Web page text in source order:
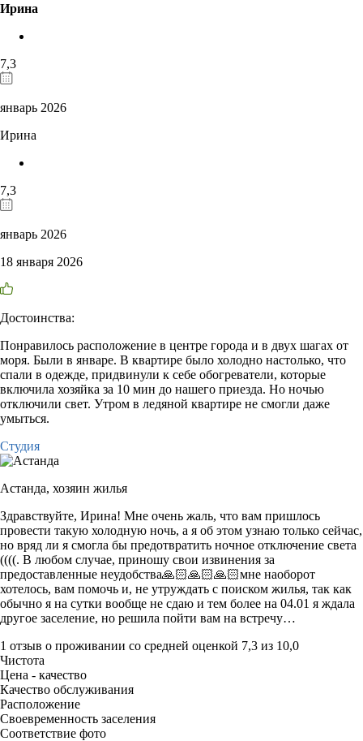
Ирина
7,3
январь 2026
Ирина
7,3
январь 2026
18 января 2026
Достоинства:
Понравилось расположение в центре города и в двух шагах от
моря. Были в январе. В квартире было холодно настолько, что
спали в одежде, придвинули к себе обогреватели, которые
включила хозяйка за 10 мин до нашего приезда. Но ночью
отключили свет. Утром в ледяной квартире не смогли даже
умыться.
Студия
Астанда, хозяин жилья
Здравствуйте, Ирина! Мне очень жаль, что вам пришлось
провести такую холодную ночь, а я об этом узнаю только сейчас,
но вряд ли я смогла бы предотвратить ночное отключение света
((((. В любом случае, приношу свои извинения за
предоставленные неудобства🙏🏻🙏🏻🙏🏻мне наоборот
хотелось, вам помочь и, не утруждать с поиском жилья, так как
обычно я на сутки вообще не сдаю и тем более на 04.01 я ждала
другое заселение, но решила пойти вам на встречу…
1 отзыв о проживании со средней оценкой 7,3 из 10,0
Чистота
Цена - качество
Качество обслуживания
Расположение
Своевременность заселения
Соответствие фото